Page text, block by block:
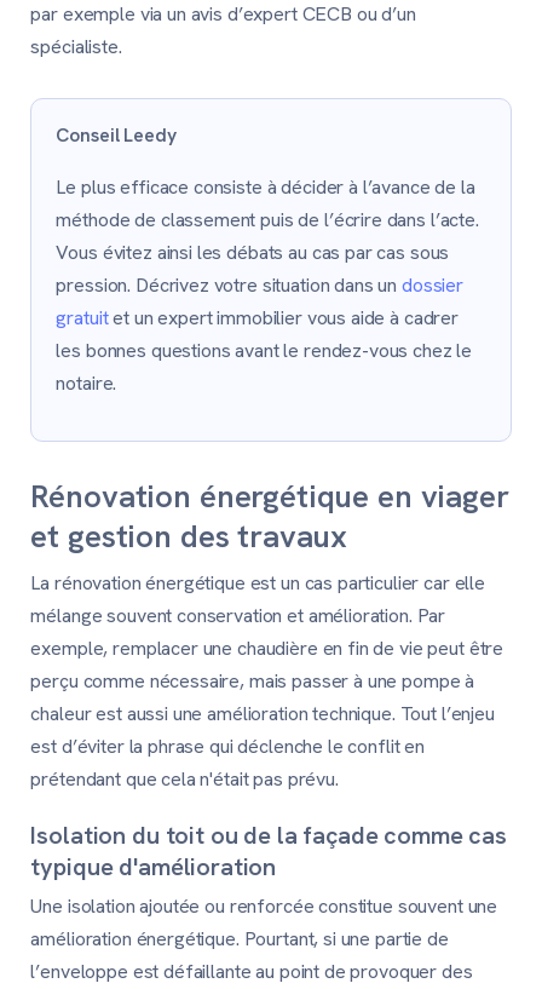
par exemple via un avis d’expert CECB ou d’un
spécialiste.
Conseil Leedy
Le plus efficace consiste à décider à l’avance de la
méthode de classement puis de l’écrire dans l’acte.
Vous évitez ainsi les débats au cas par cas sous
pression. Décrivez votre situation dans undossier
gratuitet un expert immobilier vous aide à cadrer
les bonnes questions avant le rendez-vous chez le
notaire.
Rénovation énergétique en viager
et gestion des travaux
La rénovation énergétique est un cas particulier car elle
mélange souvent conservation et amélioration. Par
exemple, remplacer une chaudière en fin de vie peut être
perçu comme nécessaire, mais passer à une pompe à
chaleur est aussi une amélioration technique. Tout l’enjeu
est d’éviter la phrase qui déclenche le conflit en
prétendant que cela n'était pas prévu.
Isolation du toit ou de la façade comme cas
typique d'amélioration
Une isolation ajoutée ou renforcée constitue souvent une
amélioration énergétique. Pourtant, si une partie de
l’enveloppe est défaillante au point de provoquer des